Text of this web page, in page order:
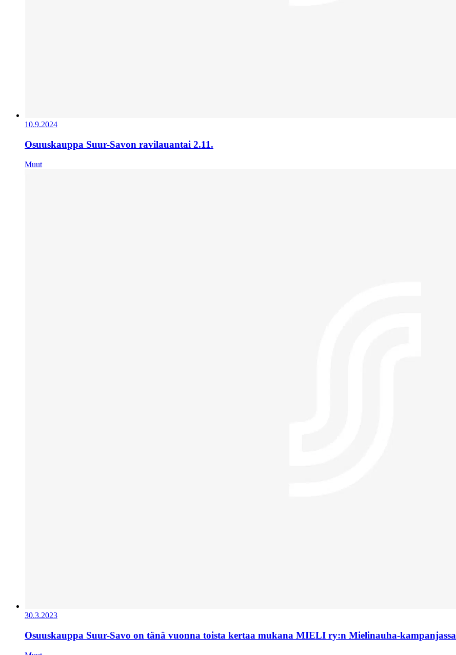
10.9.2024
Osuuskauppa Suur-Savon ravilauantai 2.11.
Muut
30.3.2023
Osuuskauppa Suur-Savo on tänä vuonna toista kertaa mukana MIELI ry:n Mielinauha-kampanjassa